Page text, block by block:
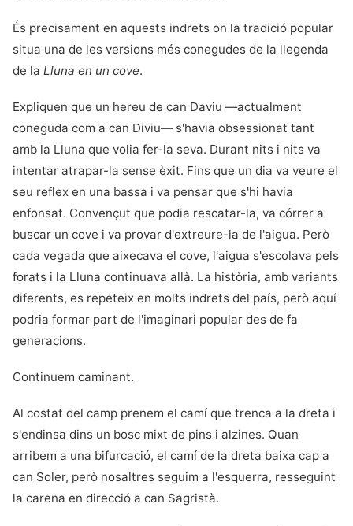
És precisament en aquests indrets on la tradició popular
situa una de les versions més conegudes de la llegenda
de la Lluna en un cove.
Expliquen que un hereu de can Daviu —actualment
coneguda com a can Diviu— s'havia obsessionat tant
amb la Lluna que volia fer-la seva. Durant nits i nits va
intentar atrapar-la sense èxit. Fins que un dia va veure el
seu reflex en una bassa i va pensar que s'hi havia
enfonsat. Convençut que podia rescatar-la, va córrer a
buscar un cove i va provar d'extreure-la de l'aigua. Però
cada vegada que aixecava el cove, l'aigua s'escolava pels
forats i la Lluna continuava allà. La història, amb variants
diferents, es repeteix en molts indrets del país, però aquí
podria formar part de l'imaginari popular des de fa
generacions.
Continuem caminant.
Al costat del camp prenem el camí que trenca a la dreta i
s'endinsa dins un bosc mixt de pins i alzines. Quan
arribem a una bifurcació, el camí de la dreta baixa cap a
can Soler, però nosaltres seguim a l'esquerra, resseguint
la carena en direcció a can Sagristà.